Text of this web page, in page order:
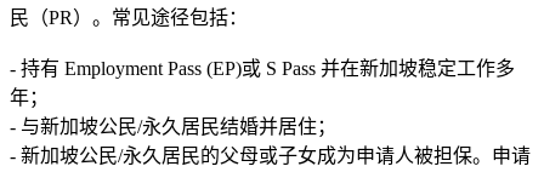
民（PR）。常见途径包括：
- 持有 Employment Pass (EP)或 S Pass 并在新加坡稳定工作多
年；
- 与新加坡公民/永久居民结婚并居住；
- 新加坡公民/永久居民的父母或子女成为申请人被担保。申请